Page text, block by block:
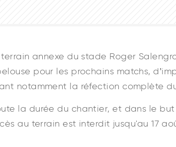
annexe du stade Roger
pour les prochains matchs,
notamment la réfection complète
la durée du chantier, et dans le
au terrain est interdit jusqu'au 17